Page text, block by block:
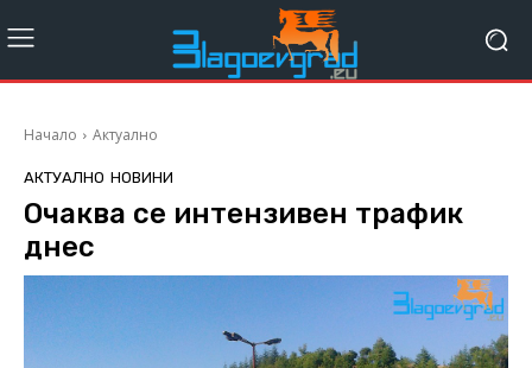
Начало Актуално
АКТУАЛНО НОВИНИ
Очаква се интензивен трафик
днес